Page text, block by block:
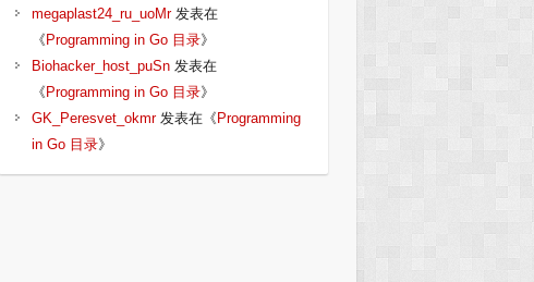
megaplast24_ru_uoMr发表在
《 Programming in Go 目录》
Biohacker_host_puSn发表在
《 Programming in Go 目录》
GK_Peresvet_okmr发表在《 Programming
in Go 目录》